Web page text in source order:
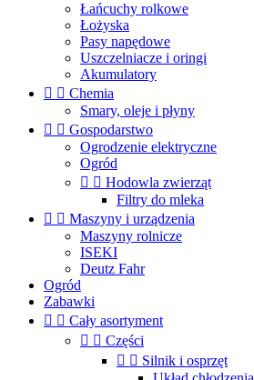
Łańcuchy rolkowe
Łożyska
Pasy napędowe
Uszczelniacze i oringi
Akumulatory
  Chemia
Smary, oleje i płyny
  Gospodarstwo
Ogrodzenie elektryczne
Ogród
  Hodowla zwierząt
Filtry do mleka
  Maszyny i urządzenia
Maszyny rolnicze
ISEKI
Deutz Fahr
Ogród
Zabawki
  Cały asortyment
  Części
  Silnik i osprzęt